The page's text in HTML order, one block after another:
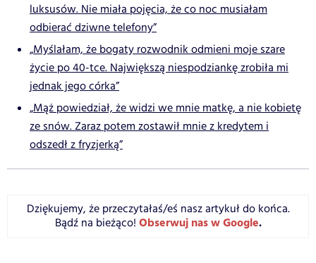
luksusów. Nie miała pojęcia, że co noc musiałam
odbierać dziwne telefony”
„Myślałam, że bogaty rozwodnik odmieni moje szare
życie po 40-tce. Największą niespodziankę zrobiła mi
jednak jego córka”
„Mąż powiedział, że widzi we mnie matkę, a nie kobietę
ze snów. Zaraz potem zostawił mnie z kredytem i
odszedł z fryzjerką”
Dziękujemy, że przeczytałaś/eś nasz artykuł do końca.
Bądź na bieżąco! Obserwuj nas w Google.